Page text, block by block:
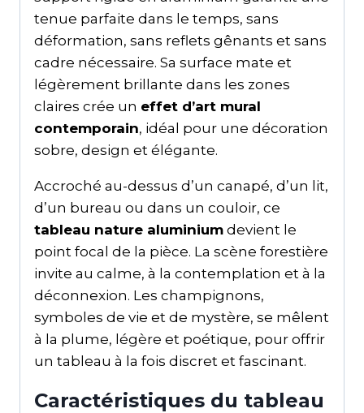
tenue parfaite dans le temps, sans
déformation, sans reflets gênants et sans
cadre nécessaire. Sa surface mate et
légèrement brillante dans les zones
claires crée un effet d’art mural
contemporain, idéal pour une décoration
sobre, design et élégante.
Accroché au-dessus d’un canapé, d’un lit,
d’un bureau ou dans un couloir, ce
tableau nature aluminium devient le
point focal de la pièce. La scène forestière
invite au calme, à la contemplation et à la
déconnexion. Les champignons,
symboles de vie et de mystère, se mêlent
à la plume, légère et poétique, pour offrir
un tableau à la fois discret et fascinant.
Caractéristiques du tableau